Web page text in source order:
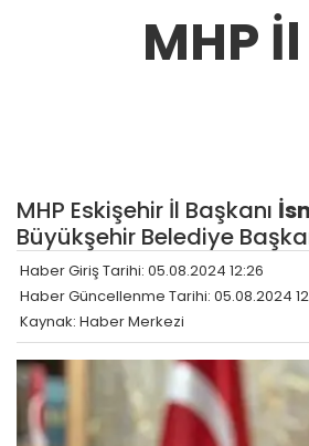
MHP
MHP Eskişehir İl Başkanı
Büyükşehir Belediye
Haber Giriş Tarihi: 05.08.2024 12:26
Haber Güncellenme Tarihi: 05.08.2024
Kaynak: Haber Merkezi